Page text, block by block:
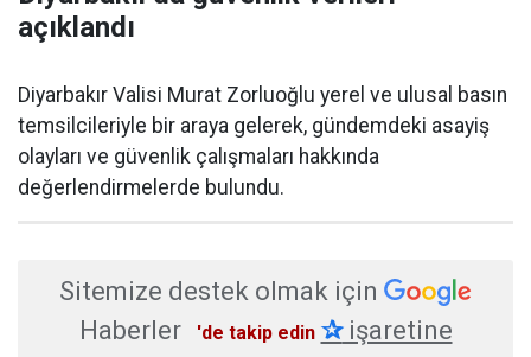
açıklandı
Diyarbakır Valisi Murat Zorluoğlu yerel ve ulusal basın
temsilcileriyle bir araya gelerek, gündemdeki asayiş
olayları ve güvenlik çalışmaları hakkında
değerlendirmelerde bulundu.
Sitemize destek olmak için
Haberler
'de takip edin ✰işaretine